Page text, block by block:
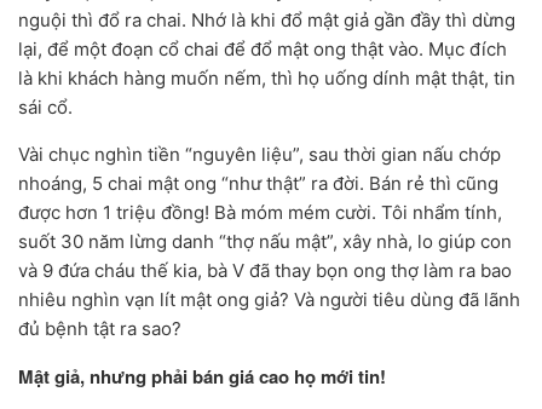
nguội thì đổ ra chai. Nhớ là khi đổ mật giả gần đầy thì dừng
lại, để một đoạn cổ chai để đổ mật ong thật vào. Mục đích
là khi khách hàng muốn nếm, thì họ uống dính mật thật, tin
sái cổ.
Vài chục nghìn tiền “nguyên liệu”, sau thời gian nấu chớp
nhoáng, 5 chai mật ong “như thật” ra đời. Bán rẻ thì cũng
được hơn 1 triệu đồng! Bà móm mém cười. Tôi nhẩm tính,
suốt 30 năm lừng danh “thợ nấu mật”, xây nhà, lo giúp con
và 9 đứa cháu thế kia, bà V đã thay bọn ong thợ làm ra bao
nhiêu nghìn vạn lít mật ong giả? Và người tiêu dùng đã lãnh
đủ bệnh tật ra sao?
Mật giả, nhưng phải bán giá cao họ mới tin!